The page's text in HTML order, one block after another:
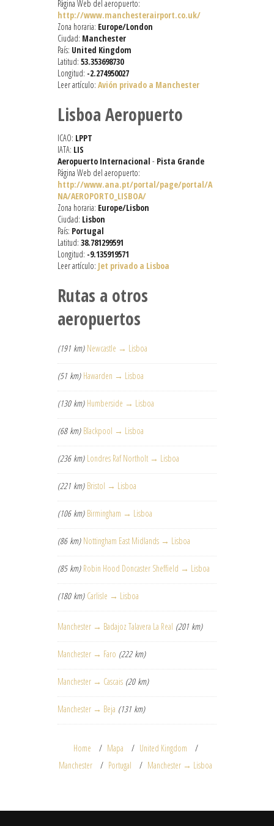
Página Web del aeropuerto:
http://www.manchesterairport.co.uk/
Zona horaria: Europe/London
Ciudad: Manchester
País: United Kingdom
Latitud: 53.353698730
Longitud: -2.274950027
Leer artículo: Avión privado a Manchester
Lisboa Aeropuerto
ICAO: LPPT
IATA: LIS
Aeropuerto Internacional - Pista Grande
Página Web del aeropuerto:
http://www.ana.pt/portal/page/portal/A
NA/AEROPORTO_LISBOA/
Zona horaria: Europe/Lisbon
Ciudad: Lisbon
País: Portugal
Latitud: 38.781299591
Longitud: -9.135919571
Leer artículo: Jet privado a Lisboa
Rutas a otros
aeropuertos
(191 km) Newcastle → Lisboa
(51 km) Hawarden → Lisboa
(130 km) Humberside → Lisboa
(68 km) Blackpool → Lisboa
(236 km) Londres Raf Northolt → Lisboa
(221 km) Bristol → Lisboa
(106 km) Birmingham → Lisboa
(86 km) Nottingham East Midlands → Lisboa
(85 km) Robin Hood Doncaster Sheffield → Lisboa
(180 km) Carlisle → Lisboa
Manchester → Badajoz Talavera La Real (201 km)
Manchester → Faro (222 km)
Manchester → Cascais (20 km)
Manchester → Beja (131 km)
Home Mapa
United Kingdom
Manchester
Portugal Manchester → Lisboa